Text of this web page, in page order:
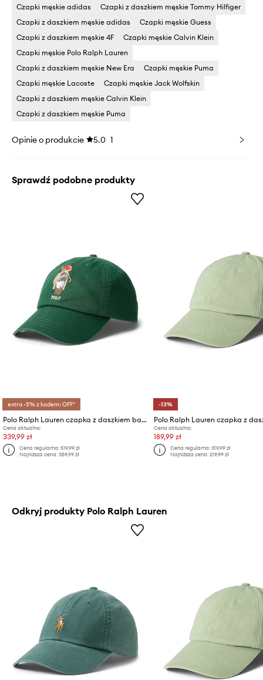
Czapki męskie adidas
Czapki z daszkiem męskie Tommy Hilfiger
Czapki z daszkiem męskie adidas
Czapki męskie Guess
Czapki z daszkiem męskie 4F
Czapki męskie Calvin Klein
Czapki męskie Polo Ralph Lauren
Czapki z daszkiem męskie New Era
Czapki męskie Puma
Czapki męskie Lacoste
Czapki męskie Jack Wolfskin
Czapki z daszkiem męskie Calvin Klein
Czapki z daszkiem męskie Puma
Opinie o produkcie 5.0 1
Sprawdź podobne produkty
extra -5% z kodem: OFF*
Polo Ralph Lauren czapka z daszkiem bawełniana
Cena aktualna:
339,99 zł
Cena regularna:519,99 zł
Najniższa cena:359,99 zł
-13%
Cena aktualna:
189,99 zł
Cena regularna:319,99 zł
Najniższa cena:219,99 zł
Odkryj produkty Polo Ralph Lauren